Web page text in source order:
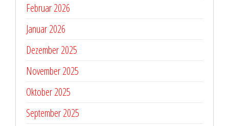
Februar 2026
Januar 2026
Dezember 2025
November 2025
Oktober 2025
September 2025